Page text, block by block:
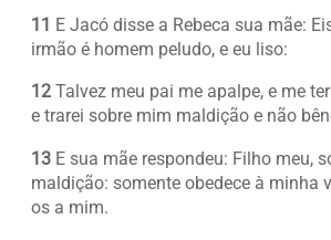
11 E Jacó disse a Rebeca sua mãe:
irmão é homem peludo, e eu liso:
12 Talvez meu pai me apalpe, e me
e trarei sobre mim maldição e não
13 E sua mãe respondeu: Filho meu,
maldição: somente obedece à minha
os a mim.